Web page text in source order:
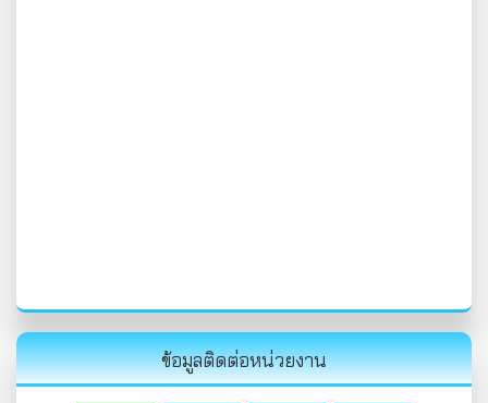
ข้อมูลติดต่อหน่วยงาน